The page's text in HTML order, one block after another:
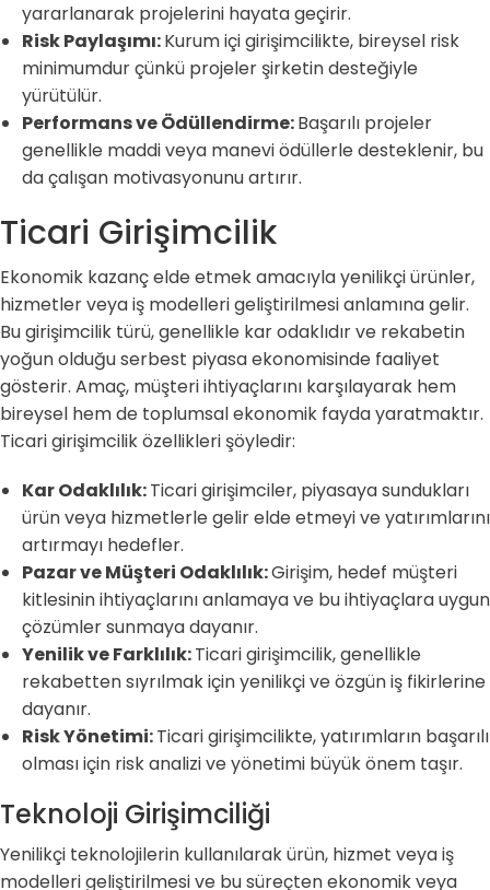
yararlanarak projelerini hayata geçirir.
Risk Paylaşımı:Kurum içi girişimcilikte, bireysel risk
minimumdur çünkü projeler şirketin desteğiyle
yürütülür.
Performans ve Ödüllendirme:Başarılı projeler
genellikle maddi veya manevi ödüllerle desteklenir, bu
da çalışan motivasyonunu artırır.
Ticari Girişimcilik
Ekonomik kazanç elde etmek amacıyla yenilikçi ürünler,
hizmetler veya iş modelleri geliştirilmesi anlamına gelir.
Bu girişimcilik türü, genellikle kar odaklıdır ve rekabetin
yoğun olduğu serbest piyasa ekonomisinde faaliyet
gösterir. Amaç, müşteri ihtiyaçlarını karşılayarak hem
bireysel hem de toplumsal ekonomik fayda yaratmaktır.
Ticari girişimcilik özellikleri şöyledir:
Kar Odaklılık:Ticari girişimciler, piyasaya sundukları
ürün veya hizmetlerle gelir elde etmeyi ve yatırımlarını
artırmayı hedefler.
Pazar ve Müşteri Odaklılık:Girişim, hedef müşteri
kitlesinin ihtiyaçlarını anlamaya ve bu ihtiyaçlara uygun
çözümler sunmaya dayanır.
Yenilik ve Farklılık:Ticari girişimcilik, genellikle
rekabetten sıyrılmak için yenilikçi ve özgün iş fikirlerine
dayanır.
Risk Yönetimi:Ticari girişimcilikte, yatırımların başarılı
olması için risk analizi ve yönetimi büyük önem taşır.
Teknoloji Girişimciliği
Yenilikçi teknolojilerin kullanılarak ürün, hizmet veya iş
modelleri geliştirilmesi ve bu süreçten ekonomik veya